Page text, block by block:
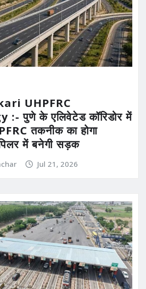
UHPFRC
पुणे के एलिवेटेड कॉरिडोर में
तकनीक का होगा
में बनेगी सड़क
Jul 21, 2026